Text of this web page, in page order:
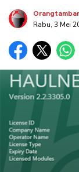
Rabu, 3 Mei